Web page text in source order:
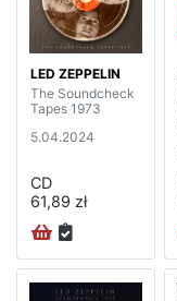
LED ZEPPELIN
The Soundcheck
Tapes 1973
5.04.2024
CD
61,89 zł